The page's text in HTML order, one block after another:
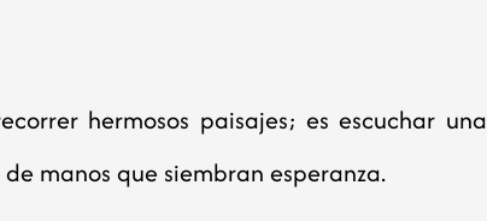
hermosos paisajes; es escuchar una
manos que siembran esperanza.